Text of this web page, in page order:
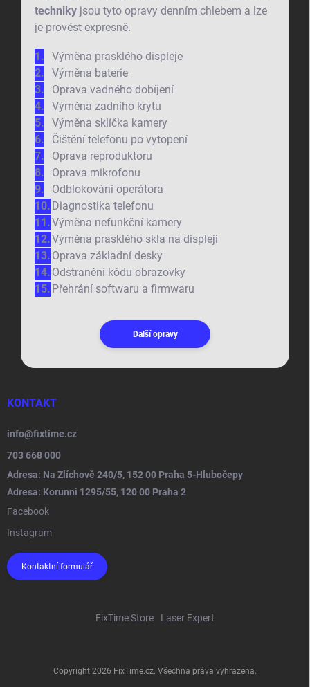
techniky jsou tyto opravy denním chlebem a lze
je provést expresně.
Výměna prasklého displeje
Výměna baterie
Oprava vadného dobíjení
Výměna zadního krytu
Výměna sklíčka kamery
Čištění telefonu po vytopení
Oprava reproduktoru
Oprava mikrofonu
Odblokování operátora
Diagnostika telefonu
Výměna nefunkční kamery
Výměna prasklého skla na displeji
Oprava základní desky
Odstranění kódu obrazovky
Přehrání softwaru a firmwaru
Další opravy
KONTAKT
info@fixtime.cz
703 668 000
Adresa: Na Zlíchově 240/5, 152 00 Praha 5-Hlubočepy
Adresa: Korunni 1295/55, 120 00 Praha 2
Facebook
Instagram
Kontaktní formulář
FixTime Store Laser Expert
Copyright 2026 FixTime.cz . Všechna práva vyhrazena.